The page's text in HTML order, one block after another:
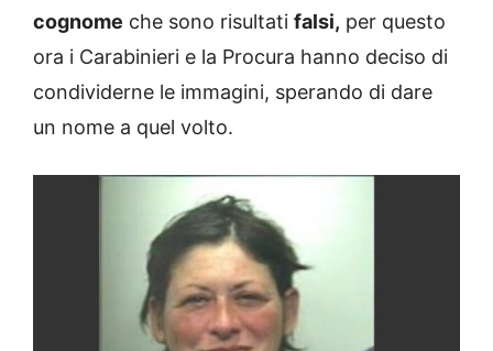
cognome che sono risultati falsi, per questo
ora i Carabinieri e la Procura hanno deciso di
condividerne le immagini, sperando di dare
un nome a quel volto.